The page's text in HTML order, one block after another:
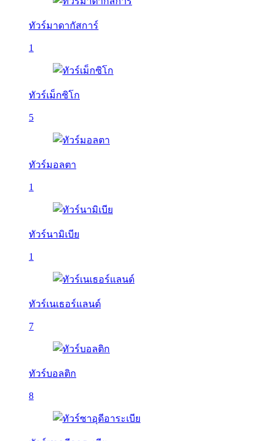
ทัวร์มาดากัสการ์
1
ทัวร์เม็กซิโก
5
ทัวร์มอลตา
1
ทัวร์นามิเบีย
1
ทัวร์เนเธอร์แลนด์
7
ทัวร์บอลติก
8